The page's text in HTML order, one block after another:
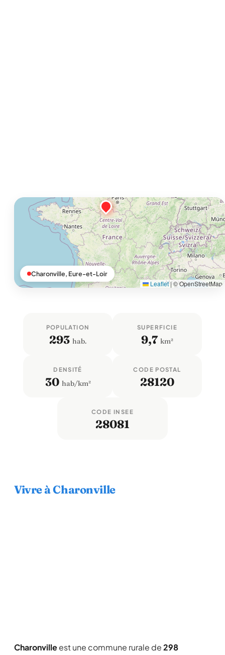
Leaflet |© OpenStreetMap
Charonville, Eure-et-Loir
POPULATION
293 hab.
SUPERFICIE
9,7 km²
DENSITÉ
30 hab/km²
CODE POSTAL
28120
CODE INSEE
28081
Vivre à Charonville
Charonvilleest une commune rurale de298